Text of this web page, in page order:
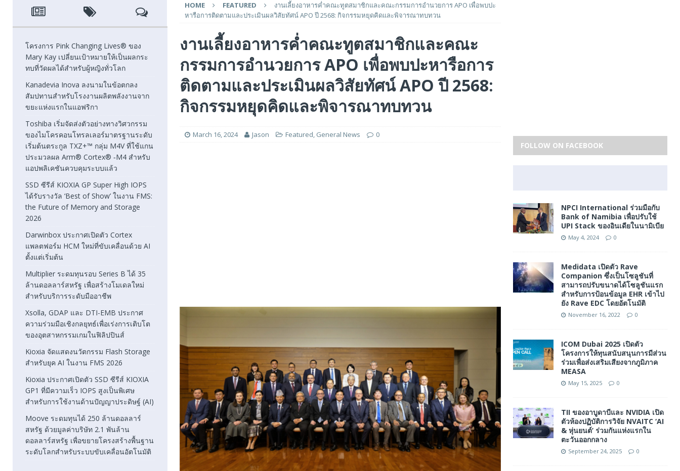
[ August 7, 2026 ]
Kanadevia Inova ลงนามในข้อตกลงสัมปทานสำหรับโรงงานผลิตพลังงานจากขยะแห่งแรกในแอฟริกา
ENERGY
[ August 7, 2026 ] Toshiba เริ่มจัดส่งตัวอย่างทางวิศวกรรมของไมโครคอนโทรลเลอร์มาตรฐานระดับเริ่มต้นตระกูล TXZ+™ กลุ่ม M4V ที่ใช้
แกนประมวลผล Arm® Cortex® ‑M4 สำหรับแอปพลิเคชันควบคุมระบบแล้ว
FEATURED
[ August 7, 2026 ] SSD ซีรีส์ KIOXIA GP Super High IOPS ได้รับรางวัล ‘Best of Show’ ในงาน FMS: the Future of Memory and Storage
[ August 6, 2026 ] Darwinbox ประกาศเปิดตัว Cortex แพลตฟอร์ม HCM ใหม่ที่ขับเคลื่อนด้วย AI ตั้งแต่เริ่มต้น
HOME FEATURED
งานเลี้ยงอาหารค่ำคณะทูตสมาชิกและคณะกรรมการอำนวยการ APO เพื่อพบปะ
หารือการติดตามและประเมินผลวิสัยทัศน์ APO ปี 2568: กิจกรรมหยุดคิดและพิจารณาทบทวน
งานเลี้ยงอาหารค่ำคณะทูตสมาชิกและคณะ
กรรมการอำนวยการ APO เพื่อพบปะหารือการ
ติดตามและประเมินผลวิสัยทัศน์ APO ปี 2568:
กิจกรรมหยุดคิดและพิจารณาทบทวน
March 16, 2024 Jason Featured, General News 0
โครงการ Pink Changing Lives® ของ
Mary Kay เปลี่ยนเป้าหมายให้เป็นผลกระ
ทบที่วัดผลได้สำหรับผู้หญิงทั่วโลก
Kanadevia Inova ลงนามในข้อตกลง
สัมปทานสำหรับโรงงานผลิตพลังงานจาก
ขยะแห่งแรกในแอฟริกา
Toshiba เริ่มจัดส่งตัวอย่างทางวิศวกรรม
ของไมโครคอนโทรลเลอร์มาตรฐานระดับ
เริ่มต้นตระกูล TXZ+™ กลุ่ม M4V ที่ใช้แกน
ประมวลผล Arm® Cortex® ‑M4 สำหรับ
แอปพลิเคชันควบคุมระบบแล้ว
SSD ซีรีส์ KIOXIA GP Super High IOPS
ได้รับรางวัล ‘Best of Show’ ในงาน FMS:
the Future of Memory and Storage
2026
Darwinbox ประกาศเปิดตัว Cortex
แพลตฟอร์ม HCM ใหม่ที่ขับเคลื่อนด้วย AI
ตั้งแต่เริ่มต้น
Multiplier ระดมทุนรอบ Series B ได้ 35
ล้านดอลลาร์สหรัฐ เพื่อสร้างโมเดลใหม่
สำหรับบริการระดับมืออาชีพ
Xsolla, GDAP และ DTI-EMB ประกาศ
ความร่วมมือเชิงกลยุทธ์เพื่อเร่งการเติบโต
ของอุตสาหกรรมเกมในฟิลิปปินส์
Kioxia จัดแสดงนวัตกรรม Flash Storage
สำหรับยุค AI ในงาน FMS 2026
Kioxia ประกาศเปิดตัว SSD ซีรีส์ KIOXIA
GP1 ที่มีความเร็ว IOPS สูงเป็นพิเศษ
สำหรับการใช้งานด้านปัญญาประดิษฐ์ (AI)
Moove ระดมทุนได้ 250 ล้านดอลลาร์
สหรัฐ ด้วยมูลค่าบริษัท 2.1 พันล้าน
ดอลลาร์สหรัฐ เพื่อขยายโครงสร้างพื้นฐาน
ระดับโลกสำหรับระบบขับเคลื่อนอัตโนมัติ
FOLLOW ON FACEBOOK
NPCI International ร่วมมือกับ
Bank of Namibia เพื่อปรับใช้
UPI Stack ของอินเดียในนามิเบีย
May 4, 2024 0
Medidata เปิดตัว Rave
Companion ซึ่งเป็นโซลูชันที่
สามารถปรับขนาดได้โซลูชันแรก
สำหรับการป้อนข้อมูล EHR เข้าไป
ยัง Rave EDC โดยอัตโนมัติ
November 16, 2022 0
ICOM Dubai 2025 เปิดตัว
โครงการให้ทุนสนับสนุนการมีส่วน
ร่วมเพื่อส่งเสริมเสียงจากภูมิภาค
MEASA
May 15, 2025 0
TII ของอาบูดาบีและ NVIDIA เปิด
ตัวห้องปฏิบัติการวิจัย NVAITC ‘AI
& หุ่นยนต์’ ร่วมกันแห่งแรกใน
ตะวันออกกลาง
September 24, 2025 0